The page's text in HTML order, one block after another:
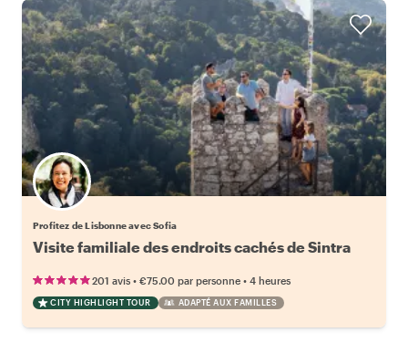
Profitez de Lisbonne avec Sofia
Visite familiale des endroits cachés de Sintra
201 avis • €75.00 par personne • 4 heures
CITY HIGHLIGHT TOUR ADAPTÉ AUX FAMILLES